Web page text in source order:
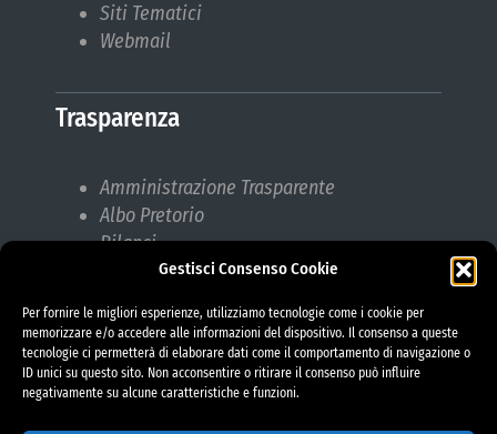
Gestisci Consenso Cookie
Per fornire le migliori esperienze, utilizziamo tecnologie come i cookie per
memorizzare e/o accedere alle informazioni del dispositivo. Il consenso a queste
tecnologie ci permetterà di elaborare dati come il comportamento di navigazione o
ID unici su questo sito. Non acconsentire o ritirare il consenso può influire
negativamente su alcune caratteristiche e funzioni.
Siti Tematici
Webmail
Trasparenza
Amministrazione Trasparente
Albo Pretorio
Bilanci
Bandi di gara
Responsabile protezione dati (RPD)